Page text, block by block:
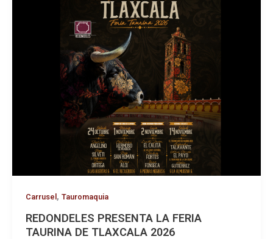
Carrusel , Tauromaquia
REDONDELES PRESENTA LA FERIA
TAURINA DE TLAXCALA 2026